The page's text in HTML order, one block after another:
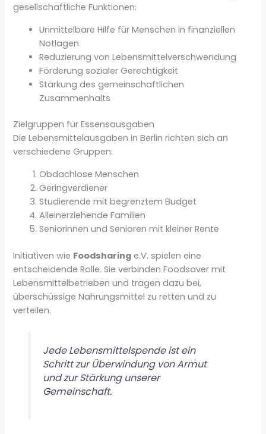
gesellschaftliche Funktionen:
Unmittelbare Hilfe für Menschen in finanziellen
Notlagen
Reduzierung von Lebensmittelverschwendung
Förderung sozialer Gerechtigkeit
Stärkung des gemeinschaftlichen
Zusammenhalts
Zielgruppen für Essensausgaben
Die Lebensmittelausgaben in Berlin richten sich an
verschiedene Gruppen:
Obdachlose Menschen
Geringverdiener
Studierende mit begrenztem Budget
Alleinerziehende Familien
Seniorinnen und Senioren mit kleiner Rente
Initiativen wie Foodsharing e.V. spielen eine
entscheidende Rolle. Sie verbinden Foodsaver mit
Lebensmittelbetrieben und tragen dazu bei,
überschüssige Nahrungsmittel zu retten und zu
verteilen.
Jede Lebensmittelspende ist ein
Schritt zur Überwindung von Armut
und zur Stärkung unserer
Gemeinschaft.